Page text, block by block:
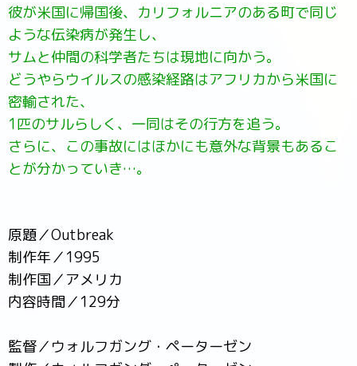
彼が米国に帰国後、カリフォルニアのある町で同じ
ような伝染病が発生し、
サムと仲間の科学者たちは現地に向かう。
どうやらウイルスの感染経路はアフリカから米国に
密輸された、
1匹のサルらしく、一同はその行方を追う。
さらに、この事故にはほかにも意外な背景もあるこ
とが分かっていき…。
原題／Outbreak
制作年／1995
制作国／アメリカ
内容時間／129分
監督／ウォルフガング・ペーターゼン